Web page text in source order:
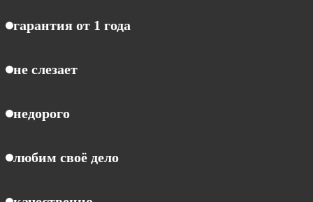
гарантия от 1 года
не слезает
недорого
любим своё дело